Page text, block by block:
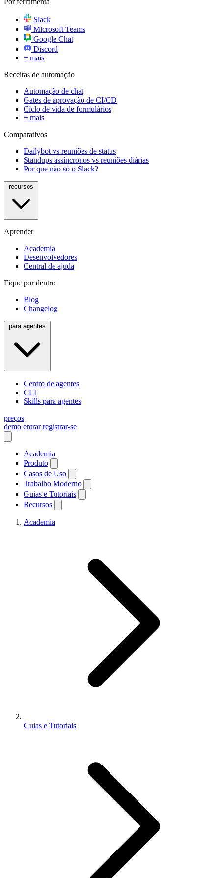
Por ferramenta
Slack
Microsoft Teams
Google Chat
Discord
+ mais
Receitas de automação
Automação de chat
Gates de aprovação de CI/CD
Ciclo de vida de formulários
+ mais
Comparativos
Dailybot vs reuniões de status
Standups assíncronos vs reuniões diárias
Por que não só o Slack?
Aprender
Academia
Desenvolvedores
Central de ajuda
Fique por dentro
Blog
Changelog
Centro de agentes
CLI
Skills para agentes
preços
demo entrar registrar-se
Academia
Produto
Casos de Uso
Trabalho Moderno
Guias e Tutoriais
Recursos
Academia
Guias e Tutoriais